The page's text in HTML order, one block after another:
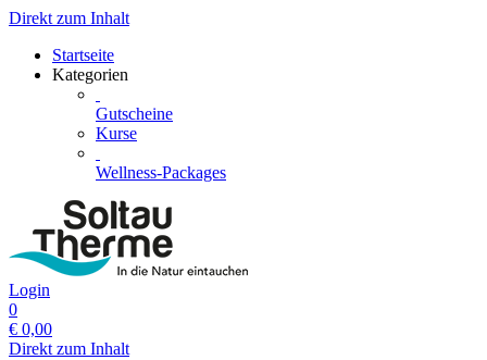
Direkt zum Inhalt
Startseite
Kategorien
Gutscheine
Kurse
Wellness-Packages
Login
0
€ 0,00
Direkt zum Inhalt